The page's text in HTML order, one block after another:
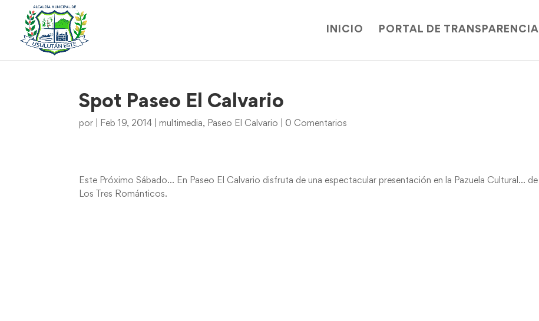
INICIO PORTAL DE TRANSPARENCIA
Spot Paseo El Calvario
por Feb 19, 2014 |multimedia, Paseo El Calvario 0 Comentarios
Este Próximo Sábado… En Paseo El Calvario disfruta de una espectacular presentación en la Pazuela Cultural… de
Los Tres Románticos.